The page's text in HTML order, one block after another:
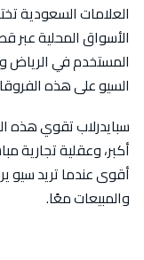
العلامات السعودية
الأسواق المحلية
المستخدم في الرياض
السيو على هذه
سبايدرلاب تقوي هذه
أكبر، وعقلية تجارية
أقوى عندما تريد سيو
والمبيعات معًا.